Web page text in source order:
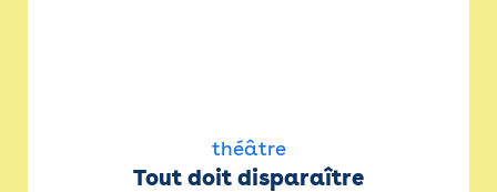
théâtre
Tout doit disparaître